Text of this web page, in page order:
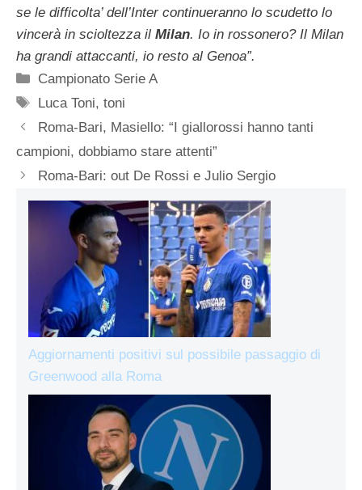
se le difficolta’ dell’Inter continueranno lo scudetto lo
vincerà in scioltezza il Milan. Io in rossonero? Il Milan
ha grandi attaccanti, io resto al Genoa”.
Categorie
Campionato Serie A
Tag
Luca Toni,toni
Roma-Bari, Masiello: “I giallorossi hanno tanti
campioni, dobbiamo stare attenti”
Roma-Bari: out De Rossi e Julio Sergio
Aggiornamenti positivi sul possibile passaggio di
Greenwood alla Roma